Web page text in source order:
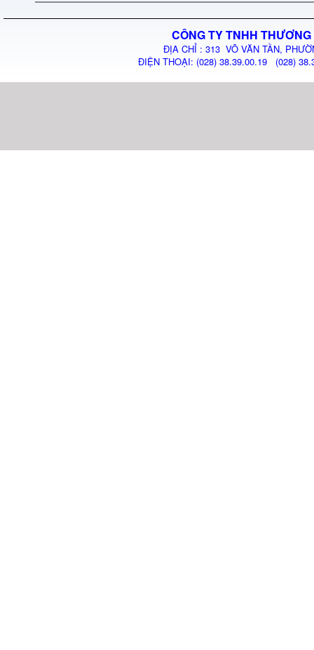
CÔNG TY TNHH
ĐỊA CHỈ : 313 VÕ VĂN TẦN,
ĐIỆN THOẠI: (028) 38.39.00.19 (028)